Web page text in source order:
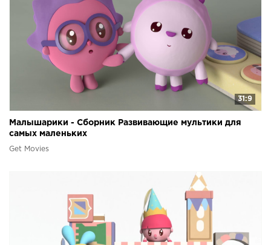
31:9
Малышарики - Сборник Развивающие мультики для
самых маленьких
Get Movies